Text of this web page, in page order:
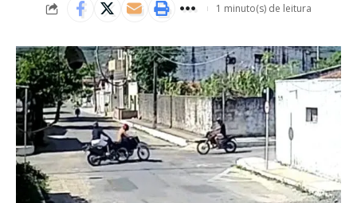
1 minuto(s) de leitura